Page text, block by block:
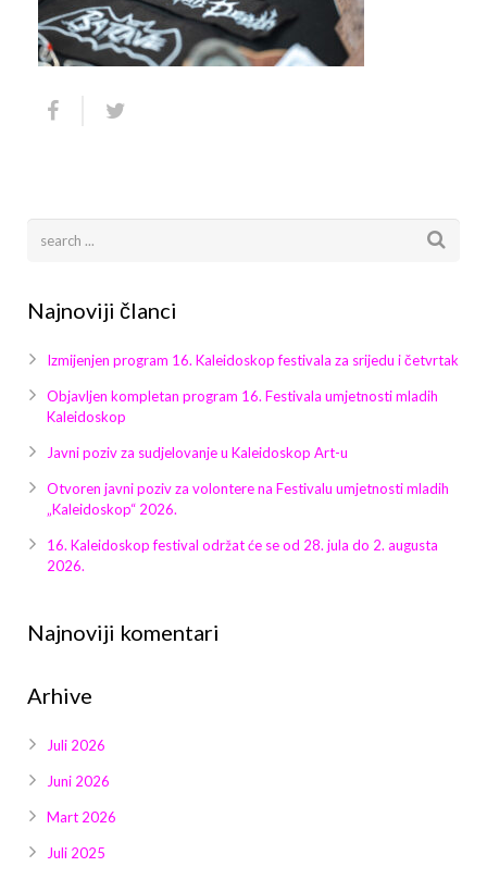
Video 2011
Video 2015
Video 2018
Galerija 2010
Galerija 2014
Galerija 2017
Galerija 2018
Galerija 2019
Galerija 2022
Galerija 2024
Galerija 2025
Arhiva
Najnoviji članci
Izmijenjen program 16. Kaleidoskop festivala za srijedu i četvrtak
Objavljen kompletan program 16. Festivala umjetnosti mladih
Kaleidoskop
Javni poziv za sudjelovanje u Kaleidoskop Art-u
Otvoren javni poziv za volontere na Festivalu umjetnosti mladih
„Kaleidoskop“ 2026.
16. Kaleidoskop festival održat će se od 28. jula do 2. augusta
2026.
Najnoviji komentari
Arhive
Juli 2026
Juni 2026
Mart 2026
Juli 2025